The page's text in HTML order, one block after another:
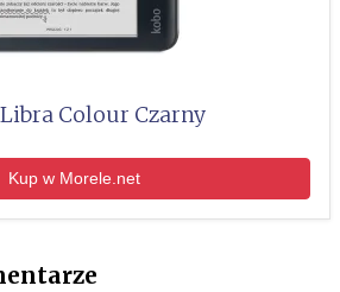
Colour Czarny
Kup w Morele.net